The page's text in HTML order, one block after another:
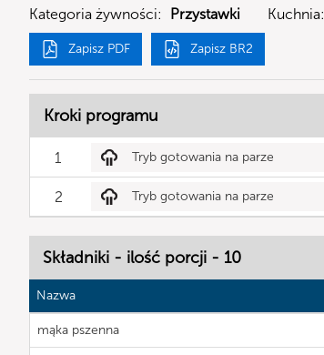
Kategoria żywności: Przystawki Kuchnia:
Zapisz PDF Zapisz BR2
Kroki programu
1 Tryb gotowania na parze
2 Tryb gotowania na parze
Składniki - ilość porcji - 10
Nazwa
mąka pszenna